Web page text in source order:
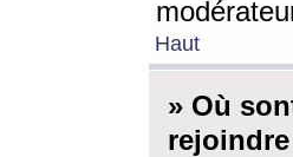
Haut
» Où